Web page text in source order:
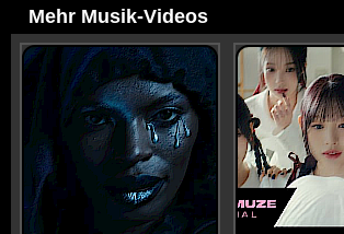
Mehr Musik-Videos